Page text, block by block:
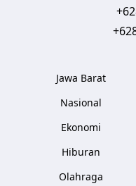
Jawa Barat
Nasional
Ekonomi
Hiburan
Olahraga